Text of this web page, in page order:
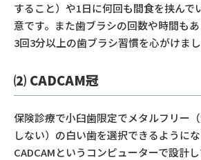
すること）や1日に何回も間食を挟んで
意です。また歯ブラシの回数や時間も
3回3分以上の歯ブラシ習慣を心がけまし
⑵ CADCAM冠
保険診療で小臼歯限定でメタルフリー
しない）の白い歯を選択できるようにな
CADCAMというコンピューターで設計